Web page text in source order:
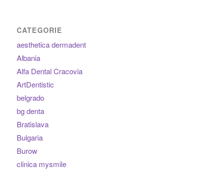
CATEGORIE
aesthetica dermadent
Albania
Alfa Dental Cracovia
ArtDentistic
belgrado
bg denta
Bratislava
Bulgaria
Burow
clinica mysmile